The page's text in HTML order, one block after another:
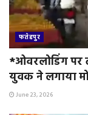
फतेहपुर
*ओवरलोडिंग पर
युवक ने लगाया
June 23, 2026